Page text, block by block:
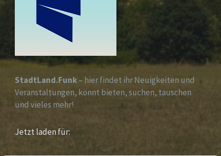
StadtLand.Funk– hier findet ihr Neuigkeiten und
Veranstaltungen, könnt bieten, suchen, tauschen
und vieles mehr!
Jetzt laden für: